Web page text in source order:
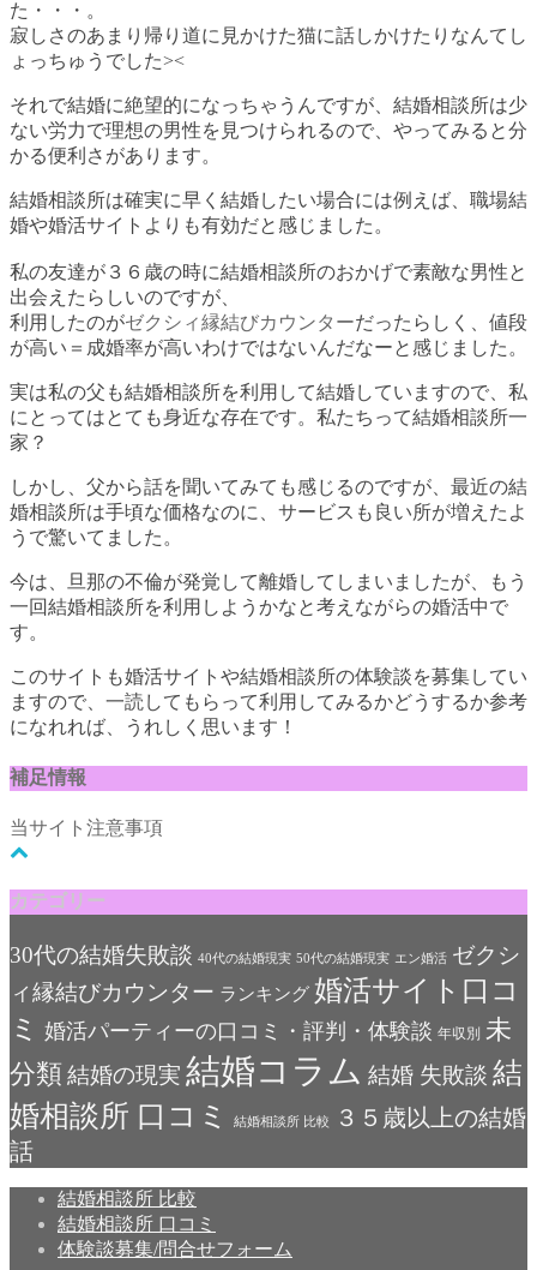
た・・・。
寂しさのあまり帰り道に見かけた猫に話しかけたりなんてし
ょっちゅうでした><
それで結婚に絶望的になっちゃうんですが、結婚相談所は少
ない労力で理想の男性を見つけられるので、やってみると分
かる便利さがあります。
結婚相談所は確実に早く結婚したい場合には例えば、職場結
婚や婚活サイトよりも有効だと感じました。
私の友達が３６歳の時に結婚相談所のおかげで素敵な男性と
出会えたらしいのですが、
利用したのがゼクシィ縁結びカウンターだったらしく、値段
が高い＝成婚率が高いわけではないんだなーと感じました。
実は私の父も結婚相談所を利用して結婚していますので、私
にとってはとても身近な存在です。私たちって結婚相談所一
家？
しかし、父から話を聞いてみても感じるのですが、最近の結
婚相談所は手頃な価格なのに、サービスも良い所が増えたよ
うで驚いてました。
今は、旦那の不倫が発覚して離婚してしまいましたが、もう
一回結婚相談所を利用しようかなと考えながらの婚活中で
す。
このサイトも婚活サイトや結婚相談所の体験談を募集してい
ますので、一読してもらって利用してみるかどうするか参考
になれれば、うれしく思います！
補足情報
当サイト注意事項
カテゴリー
30代の結婚失敗談 40代の結婚現実 50代の結婚現実 エン婚活 ゼクシ
ィ縁結びカウンター ランキング 婚活サイト口コ
ミ 婚活パーティーの口コミ・評判・体験談 年収別 未
分類 結婚の現実 結婚コラム 結婚 失敗談 結
婚相談所 口コミ
結婚相談所 比較
３５歳以上の結婚
話
結婚相談所 比較
結婚相談所 口コミ
体験談募集/問合せフォーム